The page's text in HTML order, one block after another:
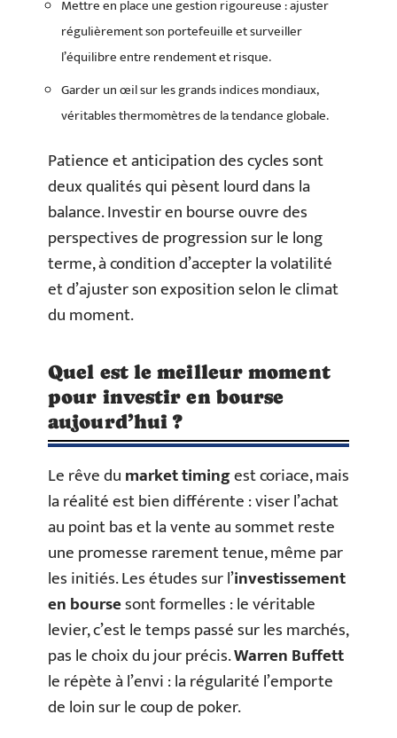
Mettre en place une gestion rigoureuse : ajuster
régulièrement son portefeuille et surveiller
l’équilibre entre rendement et risque.
Garder un œil sur les grands indices mondiaux,
véritables thermomètres de la tendance globale.
Patience et anticipation des cycles sont
deux qualités qui pèsent lourd dans la
balance. Investir en bourse ouvre des
perspectives de progression sur le long
terme, à condition d’accepter la volatilité
et d’ajuster son exposition selon le climat
du moment.
Quel est le meilleur moment
pour investir en bourse
aujourd’hui ?
Le rêve dumarket timingest coriace, mais
la réalité est bien différente : viser l’achat
au point bas et la vente au sommet reste
une promesse rarement tenue, même par
les initiés. Les études sur l’investissement
en boursesont formelles : le véritable
levier, c’est le temps passé sur les marchés,
pas le choix du jour précis.Warren Buffett
le répète à l’envi : la régularité l’emporte
de loin sur le coup de poker.